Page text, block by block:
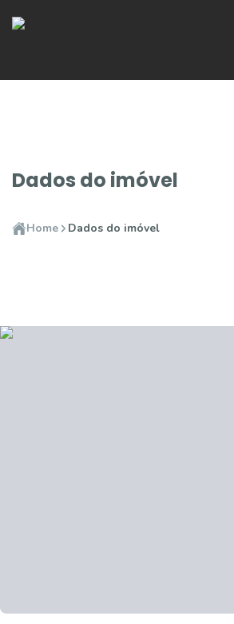
Dados do imóvel
Home Dados do imóvel